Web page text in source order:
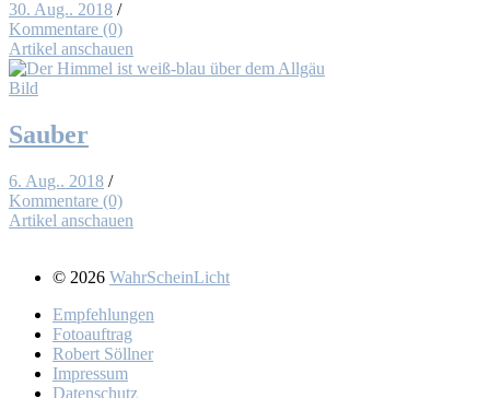
30. Aug.. 2018 /
Kommentare (0)
Artikel anschauen
Bild
Sau­ber
6. Aug.. 2018 /
Kommentare (0)
Artikel anschauen
© 2026 WahrScheinLicht
Emp­feh­lun­gen
Fo­to­auf­trag
Ro­bert Söll­ner
Im­pres­sum
Da­ten­schutz